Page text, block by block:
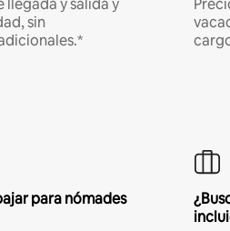
llegada y salida y
sin
para nómades